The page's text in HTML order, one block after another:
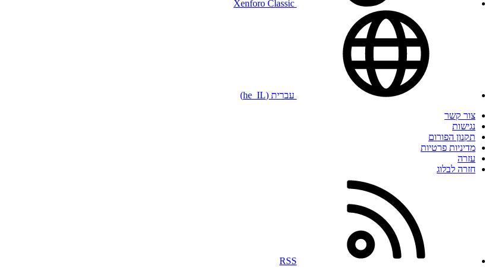
עברית (he_IL)
צור קשר
נגישות
תקנון הפורום
מדיניות פרטיות
עזרה
חזרה לבלוג
RSS